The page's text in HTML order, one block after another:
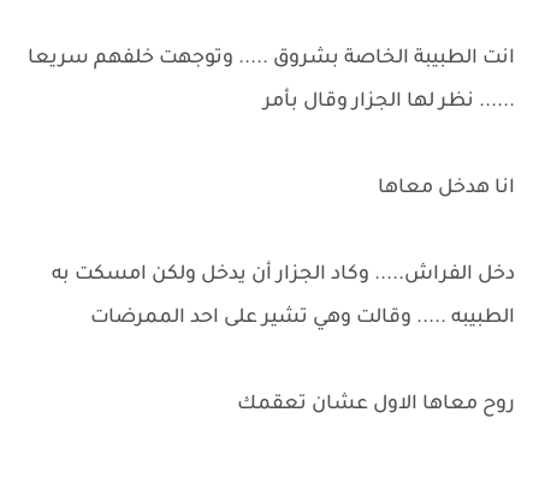
انت الطبيبة الخاصة بشروق ..... وتوجهت خلفهم سريعا
...... نظر لها الجزار وقال بأمر
انا هدخل معاها
دخل الفراش..... وكاد الجزار أن يدخل ولكن امسكت به
الطبيبه ..... وقالت وهي تشير على احد الممرضات
روح معاها الاول عشان تعقمك